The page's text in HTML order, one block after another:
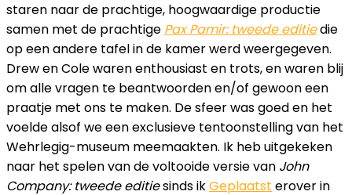
staren naar de prachtige, hoogwaardige productie
samen met de prachtige Pax Pamir: tweede editiedie
op een andere tafel in de kamer werd weergegeven.
Drew en Cole waren enthousiast en trots, en waren blij
om alle vragen te beantwoorden en/of gewoon een
praatje met ons te maken. De sfeer was goed en het
voelde alsof we een exclusieve tentoonstelling van het
Wehrlegig-museum meemaakten. Ik heb uitgekeken
naar het spelen van de voltooide versie van John
Company: tweede editiesinds ikGeplaatst erover in